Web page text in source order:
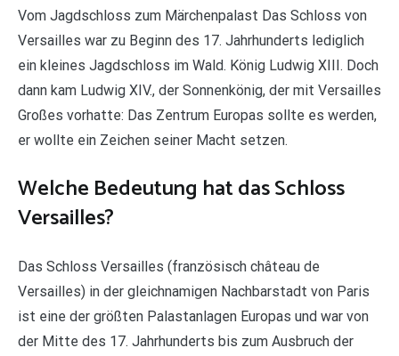
Vom Jagdschloss zum Märchenpalast Das Schloss von
Versailles war zu Beginn des 17. Jahrhunderts lediglich
ein kleines Jagdschloss im Wald. König Ludwig XIII. Doch
dann kam Ludwig XIV., der Sonnenkönig, der mit Versailles
Großes vorhatte: Das Zentrum Europas sollte es werden,
er wollte ein Zeichen seiner Macht setzen.
Welche Bedeutung hat das Schloss
Versailles?
Das Schloss Versailles (französisch château de
Versailles) in der gleichnamigen Nachbarstadt von Paris
ist eine der größten Palastanlagen Europas und war von
der Mitte des 17. Jahrhunderts bis zum Ausbruch der